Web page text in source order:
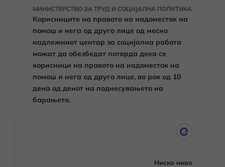
МИНИСТЕРСТВО ЗА ТРУД И СОЦИЈАЛНА ПОЛИТИКА
Корисниците на правото на надоместок на
помош и нега од друго лице од месно
надлежниот центар за социјална работа
можат да обезбедат потврда дека се
корисници на правото на надоместок на
помош и нега од друго лице, во рок од 10
дена од денот на поднесувањето на
барањето.
Ниско ниво